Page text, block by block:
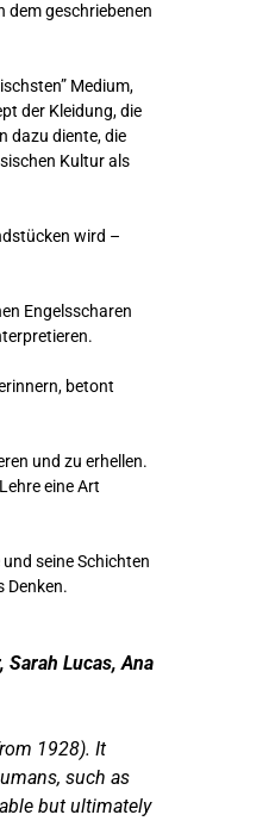
dem geschriebenen
Medium,
der Kleidung, die
dazu diente, die
Kultur als
wird –
Engelsscharen
betont
und zu erhellen.
eine Art
seine Schichten
Denken.
Sarah Lucas, Ana
1928). It
such as
but ultimately